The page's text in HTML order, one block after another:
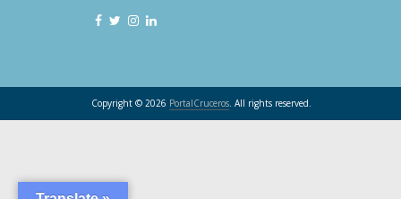
Copyright © 2026 PortalCruceros. All rights reserved.